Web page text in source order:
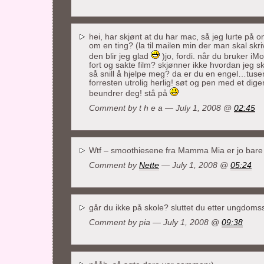
hei, har skjønt at du har mac, så jeg lurte på
om en ting? (la til mailen min der man skal
den blir jeg glad
)jo, fordi. når du bruker
fort og sakte film? skjønner ikke hvordan jeg
så snill å hjelpe meg? da er du en
forresten utrolig herlig! søt og pen med et
beundrer deg! stå på
Comment by t h e a — July 1, 2008 @ 02:45
Wtf – smoothiesene fra Mamma Mia er jo
Comment by Nette — July 1, 2008 @ 05:24
går du ikke på skole? sluttet du etter
Comment by pia — July 1, 2008 @ 09:38